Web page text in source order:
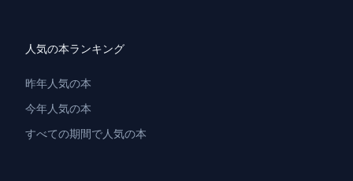
人気の本ランキング
昨年人気の本
今年人気の本
すべての期間で人気の本